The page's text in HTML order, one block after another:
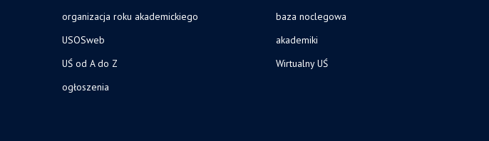
organizacja roku akademickiego
USOSweb
UŚ od A do Z
ogłoszenia
baza noclegowa
akademiki
Wirtualny UŚ